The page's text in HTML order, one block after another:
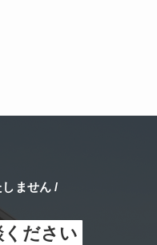
しません /
ださい